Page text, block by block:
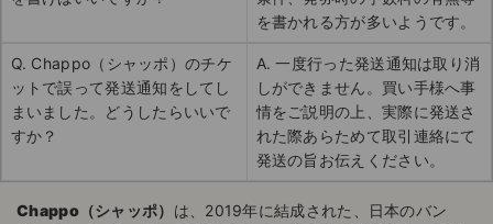
を書かれる方が多いようです。
Q. Chappo（シャッポ）のチケ
ットで誤って発送通知をしてし
まいました。どうしたらいいで
すか？
A. 一度行った発送通知は取り消
しができません。買い手様へ事
情をご説明の上、実際に発送さ
れた際あらためて取引連絡にて
発送の旨お伝えください。
Chappo（シャッポ） は、2019年に結成された、日本のバン